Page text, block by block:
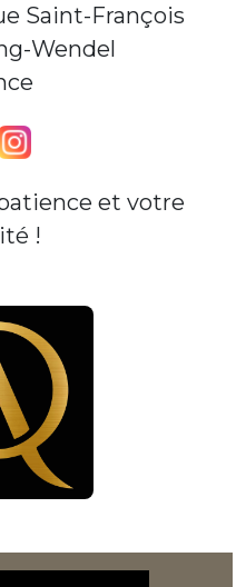
Saint-François
Wendel
et votre
!